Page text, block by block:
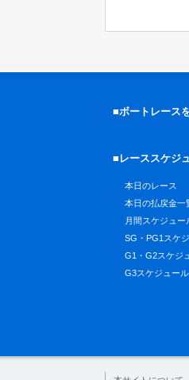
■ボートレース
■レーススケジ
本日のレース
本日の払戻金一
月間スケジュー
SG・PG1スケ
G1・G2スケジ
G3スケジュール